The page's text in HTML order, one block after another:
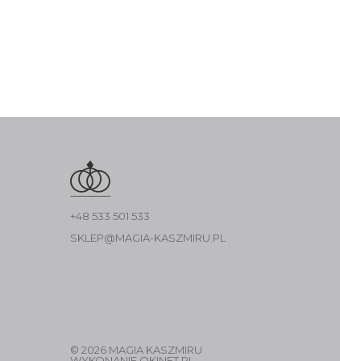
+48 533 501 533
SKLEP@MAGIA-KASZMIRU.PL
© 2026 MAGIA KASZMIRU